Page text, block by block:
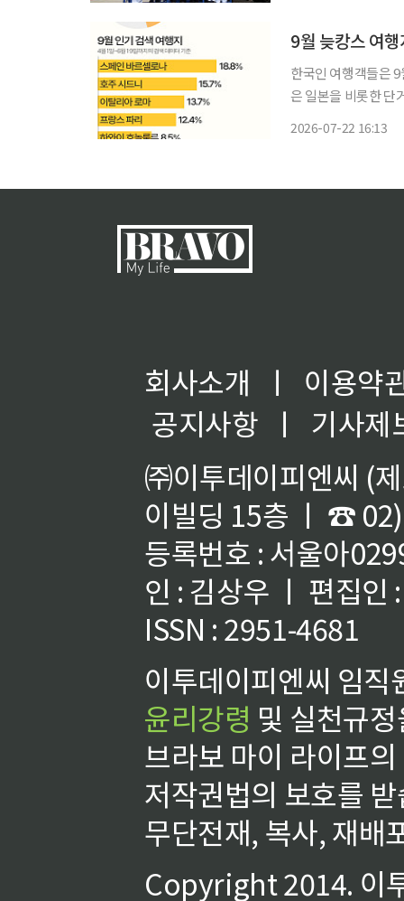
한국인 여행객들은
은 일본을 비롯한 단거리 여행
2026-07-22 16:13
회사소개 ㅣ
이용약
공지사항
ㅣ
기사제
㈜이투데이피엔씨 (
이빌딩 15층 ㅣ ☎
등록번호 : 서울아
인 : 김상우 ㅣ 편집인
ISSN : 2951-4681
이투데이피엔씨 임
윤리강령 및 실천규
브라보 마이 라이프
저작권법의 보호를
무단전재, 복사, 재배
Copyright 2014. 이